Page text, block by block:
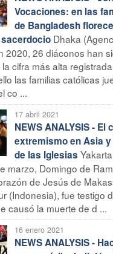
Vocaciones: en las
de Bangladesh
Dhaka
2020, 26 diáconos han
cifra más alta
las familias católicas
co ...
17 abril 2021
NEWS ANALYSIS - El
extremismo en Asia
de las Iglesias
marzo, Domingo de
de Jesús de
(Indonesia), fue testigo
causó la muerte de d ...
16 enero 2021
NEWS ANALYSIS -